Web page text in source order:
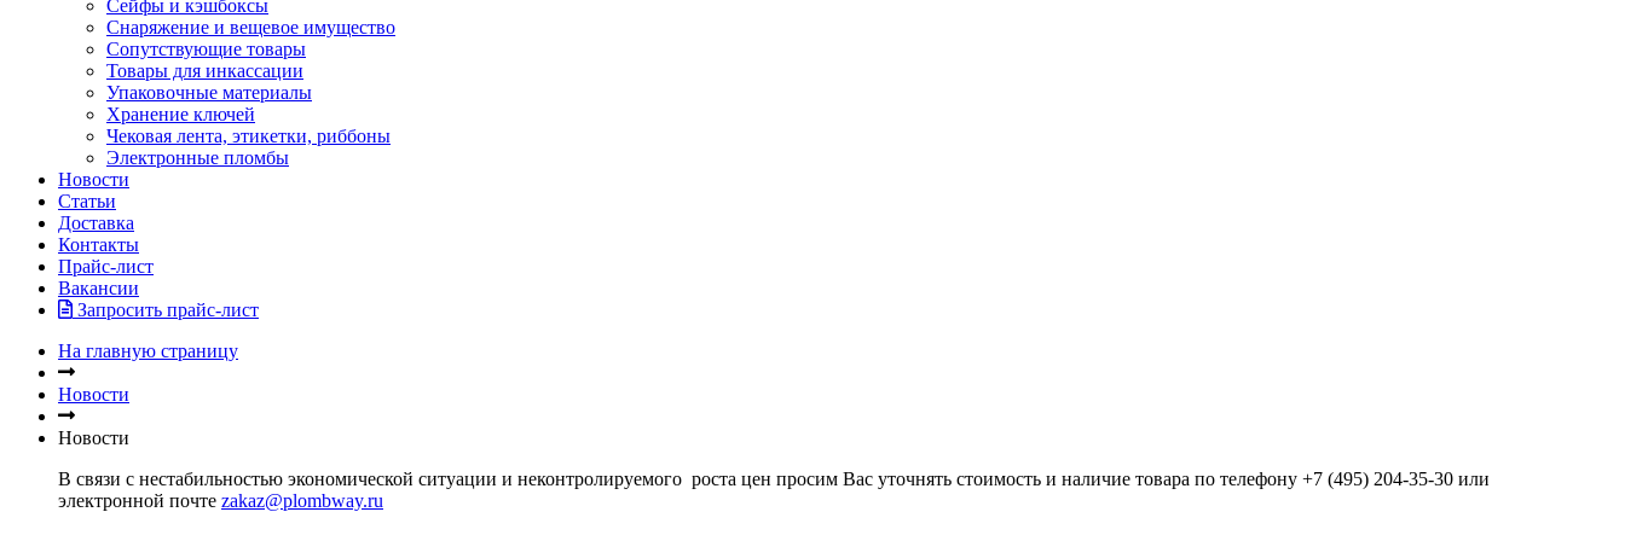
Сейфы и кэшбоксы
Снаряжение и вещевое имущество
Сопутствующие товары
Товары для инкассации
Упаковочные материалы
Хранение ключей
Чековая лента, этикетки, риббоны
Электронные пломбы
Новости
Статьи
Доставка
Контакты
Прайс-лист
Вакансии
Запросить прайс-лист
На главную страницу
Новости
Новости
В связи с нестабильностью экономической ситуации и неконтролируемого роста цен просим Вас уточнять стоимость и наличие товара по телефону +7 (495) 204-35-30 или
электронной почте zakaz@plombway.ru